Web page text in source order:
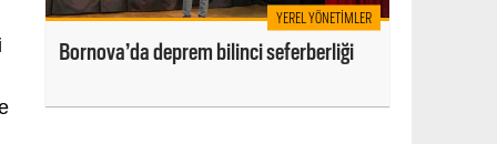
YEREL YÖNETIMLER
Bornova’da deprem bilinci seferberliği